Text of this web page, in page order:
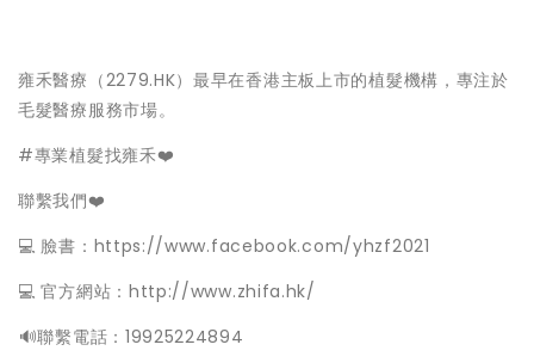
雍禾醫療（2279.HK）最早在香港主板上市的植髮機構，專注於
毛髮醫療服務市場。
#專業植髮找雍禾❤️
聯繫我們❤️
💻 臉書：https://www.facebook.com/yhzf2021
💻 官方網站：http://www.zhifa.hk/
️🔊聯繫電話：19925224894